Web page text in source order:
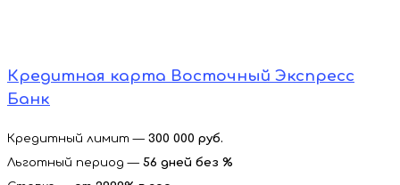
Кредитная карта Восточный Экспресс
Банк
Кредитный лимит — 300 000 руб.
Льготный период — 56 дней без %